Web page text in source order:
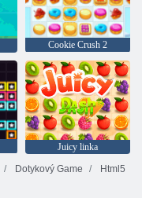
Cookie Crush 2
Juicy linka
Dotykový Game
Html5